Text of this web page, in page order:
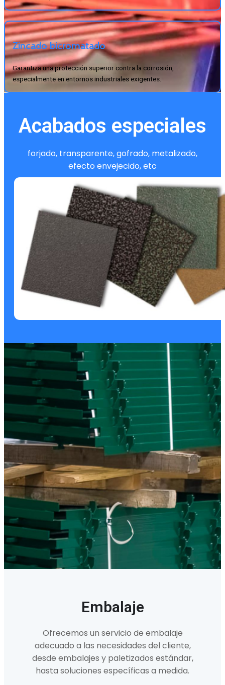
Zincado bicromatado
Garantiza una protección superior contra la corrosión,
especialmente en entornos industriales exigentes.
Acabados especiales
forjado, transparente, gofrado, metalizado,
efecto envejecido, etc
Embalaje
Ofrecemos un servicio de embalaje
adecuado a las necesidades del cliente,
desde embalajes y paletizados estándar,
hasta soluciones específicas a medida.